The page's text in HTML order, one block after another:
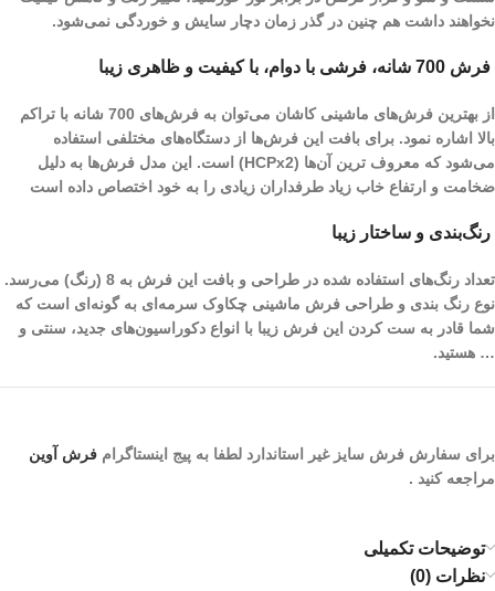
نخواهند داشت هم چنین در گذر زمان دچار سایش و خوردگی نمی‌شود.
فرش 700 شانه، فرشی با دوام، با کیفیت و ظاهری زیبا
از بهترین فرش‌های ماشینی کاشان می‌توان به فرش‌های 700 شانه با تراکم
بالا اشاره نمود. برای بافت این فرش‌ها از دستگاه‌های مختلفی استفاده
می‌شود که معروف ترین آن‌ها (HCPx2) است. این مدل فرش‌ها به دلیل
ضخامت و ارتفاع خاب زیاد طرفداران زیادی را به خود اختصاص داده است
رنگ‌بندی و ساختار زیبا
تعداد رنگ‌های استفاده شده در طراحی و بافت این فرش به 8 (رنگ) می‌رسد.
نوع رنگ بندی و طراحی فرش ماشینی چکاوک سرمه‌ای به گونه‌ای است که
شما قادر به ست کردن این فرش زیبا با انواع دکوراسیون‌های جدید، سنتی و
… هستید.
برای سفارش فرش سایز غیر استاندارد لطفا به پیج اینستاگرام فرش آوین
مراجعه کنید .
توضیحات تکمیلی
نظرات (0)